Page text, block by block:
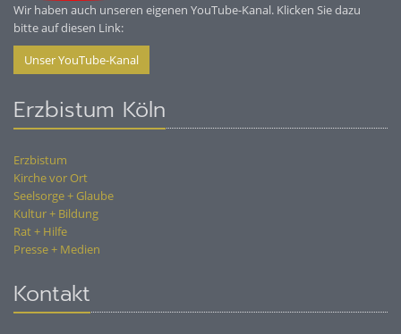
Wir haben auch unseren eigenen YouTube-Kanal. Klicken Sie dazu
bitte auf diesen Link:
Unser YouTube-Kanal
Erzbistum Köln
Erzbistum
Kirche vor Ort
Seelsorge + Glaube
Kultur + Bildung
Rat + Hilfe
Presse + Medien
Kontakt